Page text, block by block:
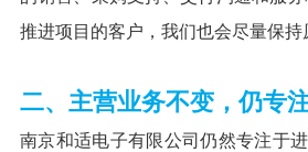
推进项目的客户，我们也会尽量保
二、主营业务不变，仍专
南京和适电子有限公司仍然专注于